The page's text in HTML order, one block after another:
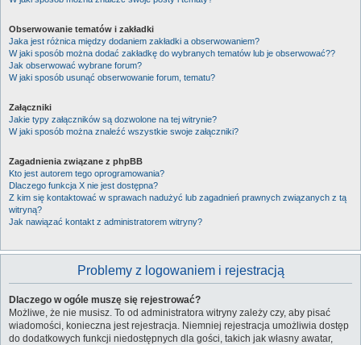
Obserwowanie tematów i zakładki
Jaka jest różnica między dodaniem zakładki a obserwowaniem?
W jaki sposób można dodać zakładkę do wybranych tematów lub je obserwować??
Jak obserwować wybrane forum?
W jaki sposób usunąć obserwowanie forum, tematu?
Załączniki
Jakie typy załączników są dozwolone na tej witrynie?
W jaki sposób można znaleźć wszystkie swoje załączniki?
Zagadnienia związane z phpBB
Kto jest autorem tego oprogramowania?
Dlaczego funkcja X nie jest dostępna?
Z kim się kontaktować w sprawach nadużyć lub zagadnień prawnych związanych z tą
witryną?
Jak nawiązać kontakt z administratorem witryny?
Problemy z logowaniem i rejestracją
Dlaczego w ogóle muszę się rejestrować?
Możliwe, że nie musisz. To od administratora witryny zależy czy, aby pisać
wiadomości, konieczna jest rejestracja. Niemniej rejestracja umożliwia dostęp
do dodatkowych funkcji niedostępnych dla gości, takich jak własny awatar,